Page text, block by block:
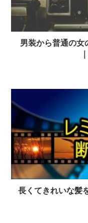
男装から普通の女
長くてきれいな髪